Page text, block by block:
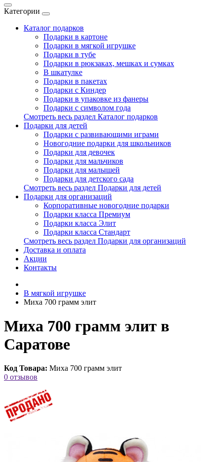
Категории
Каталог подарков
Подарки в картоне
Подарки в мягкой игрушке
Подарки в тубе
Подарки в рюкзаках, мешках и сумках
В шкатулке
Подарки в пакетах
Подарки с Киндер
Подарки в упаковке из фанеры
Подарки с символом года
Смотреть весь раздел Каталог подарков
Подарки для детей
Подарки с развивающими играми
Новогодние подарки для школьников
Подарки для девочек
Подарки для мальчиков
Подарки для малышей
Подарки для детского сада
Смотреть весь раздел Подарки для детей
Подарки для организаций
Корпоративные новогодние подарки
Подарки класса Премиум
Подарки класса Элит
Подарки класса Стандарт
Смотреть весь раздел Подарки для организаций
Доставка и оплата
Акции
Контакты
В мягкой игрушке
Миха 700 грамм элит
Миха 700 грамм элит в
Саратове
Код Товара: Миха 700 грамм элит
0 отзывов